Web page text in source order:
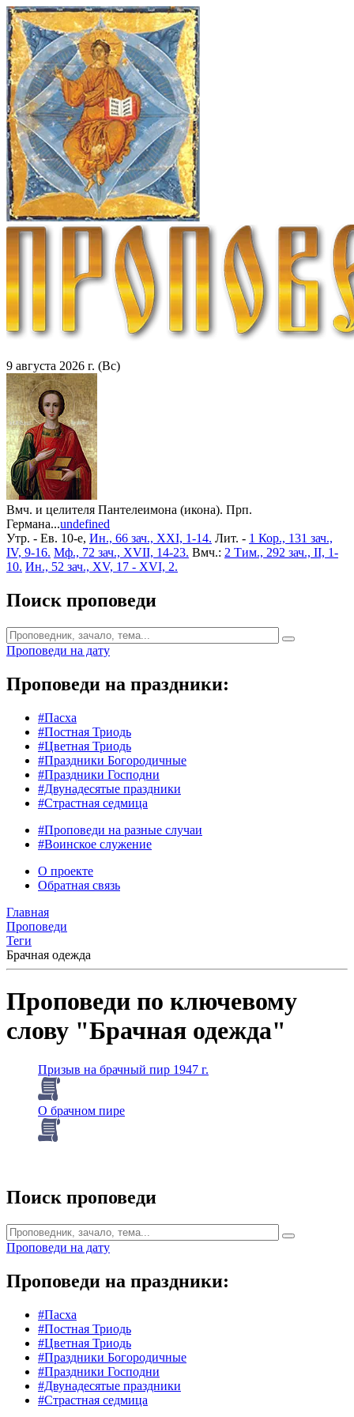
9 августа 2026 г. (Вс)
Вмч. и целителя Пантелеимона (икона). Прп.
Германа...undefined
Утр. - Ев. 10-е, Ин., 66 зач., XXI, 1-14. Лит. - 1 Кор., 131 зач.,
IV, 9-16. Мф., 72 зач., XVII, 14-23. Вмч.: 2 Тим., 292 зач., II, 1-
10. Ин., 52 зач., XV, 17 - XVI, 2.
Поиск проповеди
Проповеди на дату
Проповеди на праздники:
#Пасха
#Постная Триодь
#Цветная Триодь
#Праздники Богородичные
#Праздники Господни
#Двунадесятые праздники
#Страстная седмица
#Проповеди на разные случаи
#Воинское служение
О проекте
Обратная связь
Главная
Проповеди
Теги
Брачная одежда
Проповеди по ключевому
слову "Брачная одежда"
Призыв на брачный пир 1947 г.
О брачном пире
Поиск проповеди
Проповеди на дату
Проповеди на праздники:
#Пасха
#Постная Триодь
#Цветная Триодь
#Праздники Богородичные
#Праздники Господни
#Двунадесятые праздники
#Страстная седмица